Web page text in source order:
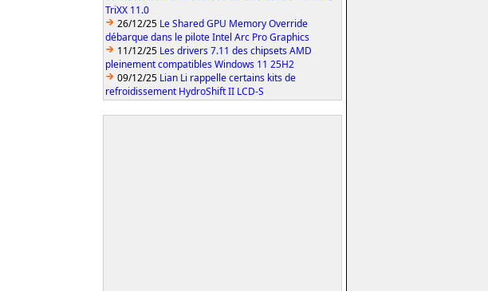
TriXX 11.0
26/12/25 Le Shared GPU Memory Override
débarque dans le pilote Intel Arc Pro Graphics
11/12/25 Les drivers 7.11 des chipsets AMD
pleinement compatibles Windows 11 25H2
09/12/25 Lian Li rappelle certains kits de
refroidissement HydroShift II LCD-S